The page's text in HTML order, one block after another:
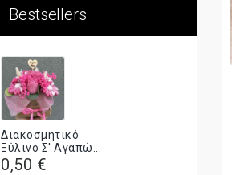
Bestsellers
Διακοσμητικό
Ξύλινο Σ' Αγαπώ...
0,50 €